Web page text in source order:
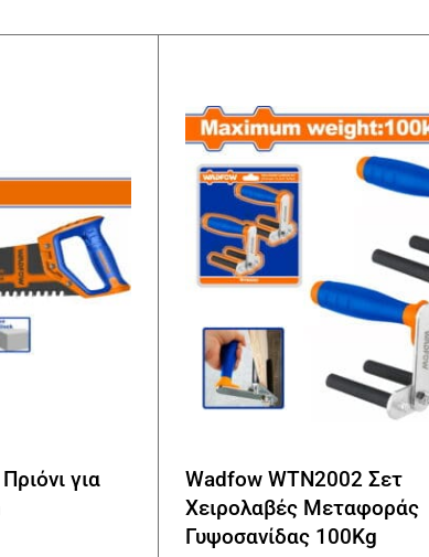
για
Wadfow WTN2002 Σετ
Χειρολαβές Μεταφοράς
Γυψοσανίδας 100Kg